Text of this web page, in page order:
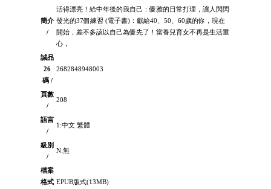
簡介
/
活得漂亮！給中年後的我自己：優雅的日常打理，讓人閃閃
發光的37個練習 (電子書)：獻給40、50、60歲的你，現在
開始，差不多該以自己為優先了！當養兒育女不再是生活重
心，
誠品
26
碼 /
2682848948003
頁數
/
208
語言
/
1:中文 繁體
級別
/
N:無
檔案
格式 EPUB版式(13MB)